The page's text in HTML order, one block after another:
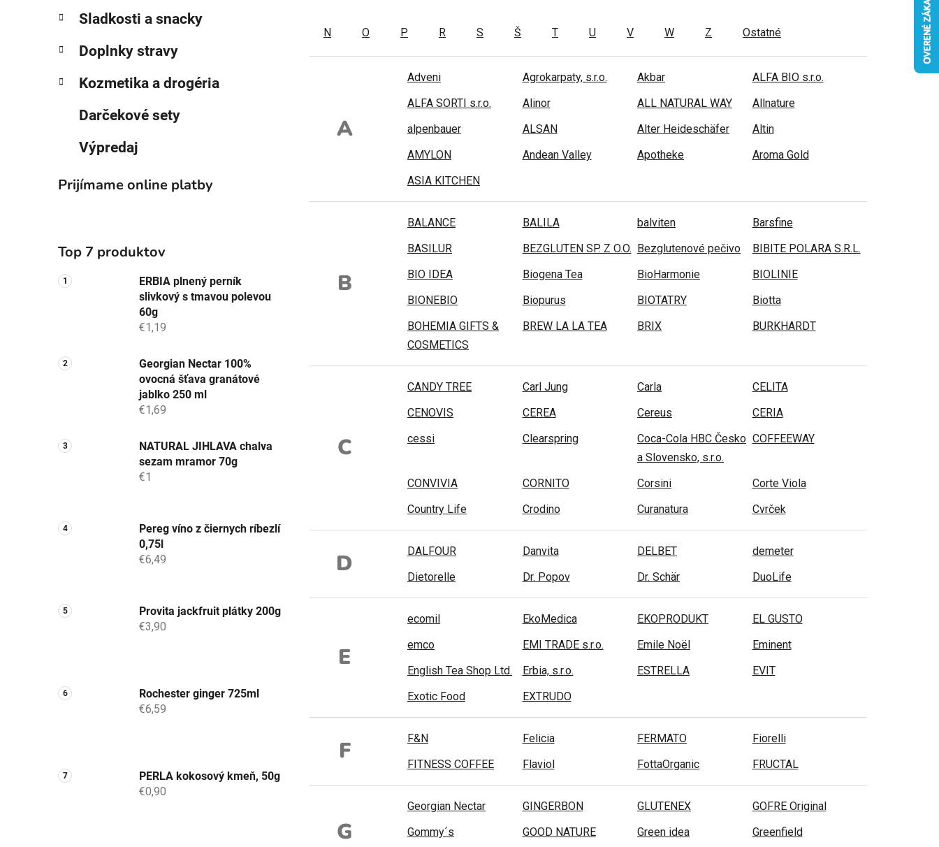
a
n
e
l
i
Sladkosti a snacky
Doplnky stravy
Kozmetika a drogéria
Darčekové sety
Výpredaj
Prijímame online platby
Top 7 produktov
ERBIA plnený perník
slivkový s tmavou polevou
60g
€1,19
Georgian Nectar 100%
ovocná šťava granátové
jablko 250 ml
€1,69
NATURAL JIHLAVA chalva
sezam mramor 70g
€1
Pereg víno z čiernych ríbezlí
0,75l
€6,49
Provita jackfruit plátky 200g
€3,90
Rochester ginger 725ml
€6,59
PERLA kokosový kmeň, 50g
€0,90
N O P R S Š T U V W Z Ostatné
A
Adveni Agrokarpaty, s.r.o. Akbar
ALFA BIO s.r.o.
ALFA SORTI s.r.o.
Alinor ALL NATURAL WAY
Allnature
alpenbauer
ALSAN Alter Heideschäfer
Altin
AMYLON
Andean Valley Apotheke
Aroma Gold
ASIA KITCHEN
B
BALANCE BALILA balviten
Barsfine
BASILUR
BEZGLUTEN SP. Z O.O. Bezglutenové pečivo
BIBITE POLARA S.R.L.
BIO IDEA
Biogena Tea BioHarmonie
BIOLINIE
BIONEBIO
Biopurus BIOTATRY
Biotta
BOHEMIA GIFTS &
COSMETICS
BREW LA LA TEA BRIX BURKHARDT
C
CANDY TREE Carl Jung Carla
CELITA
CENOVIS
CEREA Cereus
CERIA
cessi
Clearspring
Coca-Cola HBC Česko
a Slovensko, s.r.o.
COFFEEWAY
CONVIVIA CORNITO Corsini
Corte Viola
Country Life
Crodino Curanatura Cvrček
D DALFOUR Danvita DELBET
demeter
Dietorelle
Dr. Popov Dr. Schär DuoLife
E
ecomil EkoMedica EKOPRODUKT
EL GUSTO
emco
EMI TRADE s.r.o. Emile Noël
Eminent
English Tea Shop Ltd.
Erbia, s.r.o. ESTRELLA
EVIT
Exotic Food
EXTRUDO
F F&N Felicia FERMATO
Fiorelli
FITNESS COFFEE
Flaviol FottaOrganic FRUCTAL
G
Georgian Nectar GINGERBON GLUTENEX
GOFRE Original
Gommy´s
GOOD NATURE Green idea
Greenfield